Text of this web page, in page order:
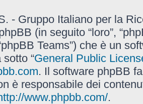
- Gruppo Italiano per la
(in seguito “loro”,
Teams”) che è un
“General Public
. Il software phpBB
è responsabile dei
www.phpbb.com/.